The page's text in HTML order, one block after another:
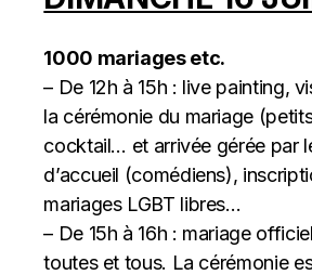
1000 mariages etc.
– De 12h à 15h : live painting,
la cérémonie du mariage
cocktail… et arrivée gérée par
d’accueil (comédiens),
mariages LGBT libres…
– De 15h à 16h : mariage
toutes et tous. La cérémonie